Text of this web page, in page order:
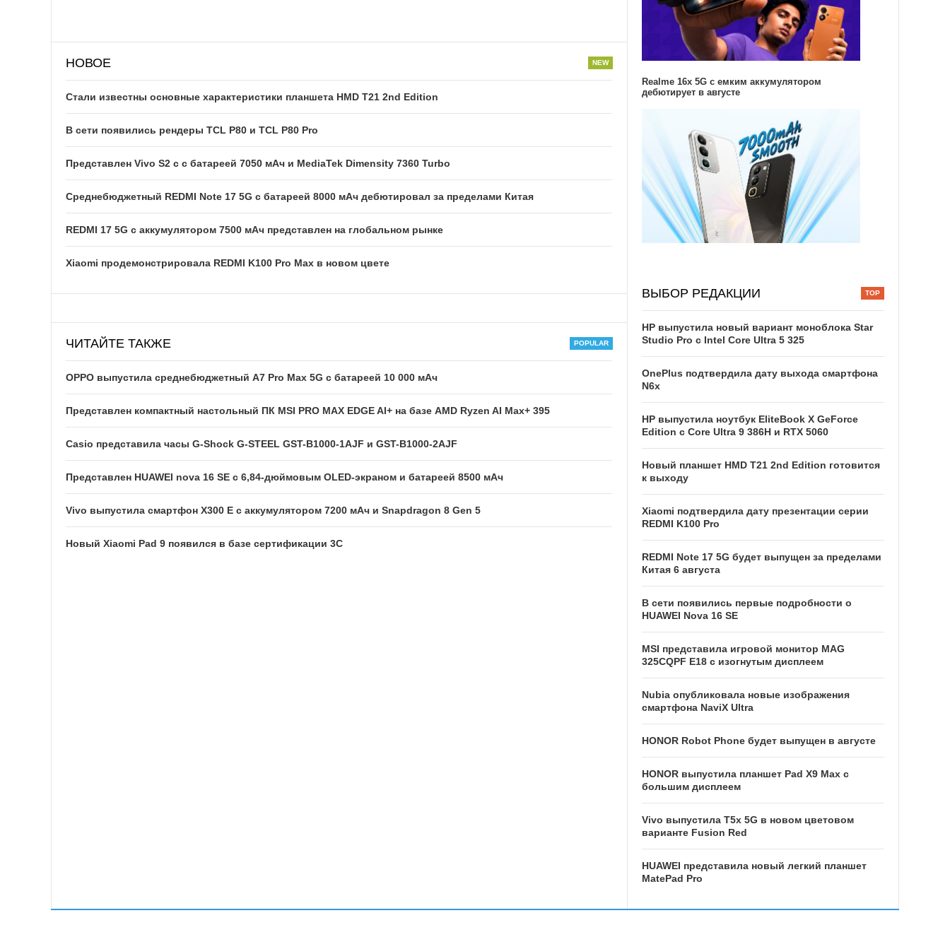
НОВОЕ
Стали известны основные характеристики планшета HMD T21 2nd Edition
В сети появились рендеры TCL P80 и TCL P80 Pro
Представлен Vivo S2 с с батареей 7050 мАч и MediaTek Dimensity 7360 Turbo
Среднебюджетный REDMI Note 17 5G с батареей 8000 мАч дебютировал за пределами Китая
REDMI 17 5G c аккумулятором 7500 мАч представлен на глобальном рынке
Xiaomi продемонстрировала REDMI K100 Pro Max в новом цвете
ЧИТАЙТЕ ТАКЖЕ
OPPO выпустила среднебюджетный A7 Pro Max 5G с батареей 10 000 мАч
Представлен компактный настольный ПК MSI PRO MAX EDGE AI+ на базе AMD Ryzen AI Max+ 395
Casio представила часы G-Shock G-STEEL GST-B1000-1AJF и GST-B1000-2AJF
Представлен HUAWEI nova 16 SE с 6,84-дюймовым OLED-экраном и батареей 8500 мАч
Vivo выпустила смартфон X300 E с аккумулятором 7200 мАч и Snapdragon 8 Gen 5
Новый Xiaomi Pad 9 появился в базе сертификации 3C
Realme 16x 5G с емким аккумулятором
дебютирует в августе
ВЫБОР РЕДАКЦИИ
HP выпустила новый вариант моноблока Star
Studio Pro с Intel Core Ultra 5 325
OnePlus подтвердила дату выхода смартфона
N6x
HP выпустила ноутбук EliteBook X GeForce
Edition с Core Ultra 9 386H и RTX 5060
Новый планшет HMD T21 2nd Edition готовится
к выходу
Xiaomi подтвердила дату презентации серии
REDMI K100 Pro
REDMI Note 17 5G будет выпущен за пределами
Китая 6 августа
В сети появились первые подробности о
HUAWEI Nova 16 SE
MSI представила игровой монитор MAG
325CQPF E18 с изогнутым дисплеем
Nubia опубликовала новые изображения
смартфона NaviX Ultra
HONOR Robot Phone будет выпущен в августе
HONOR выпустила планшет Pad X9 Max с
большим дисплеем
Vivo выпустила T5x 5G в новом цветовом
варианте Fusion Red
HUAWEI представила новый легкий планшет
MatePad Pro